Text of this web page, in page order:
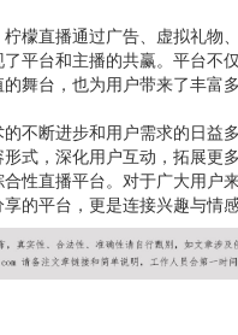
檬直播通过广告、虚拟礼物
平台和主播的共赢。平台不
舞台，也为用户带来了丰富
不断进步和用户需求的日益
式，深化用户互动，拓展更
性直播平台。对于广大用户
的平台，更是连接兴趣与情感